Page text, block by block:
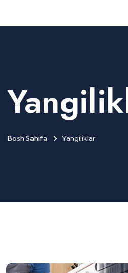
Bosh Sahifa Yangiliklar